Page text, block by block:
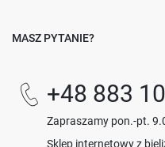
MASZ PYTANIE?
+48 883
Zapraszamy pon.-pt.
Sklep internetowy z